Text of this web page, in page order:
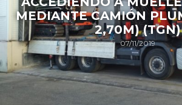
MEDIANTE CAMIÓN
2,70M) (TGN)
07/11/2019